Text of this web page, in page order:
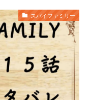
スパイファミリー